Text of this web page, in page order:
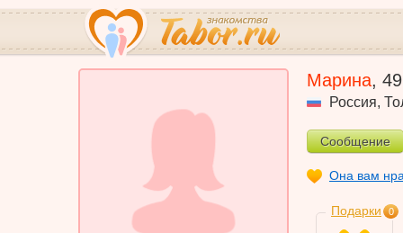
Марина, 49
Россия,
Сообщение
Она вам
Подарки 0